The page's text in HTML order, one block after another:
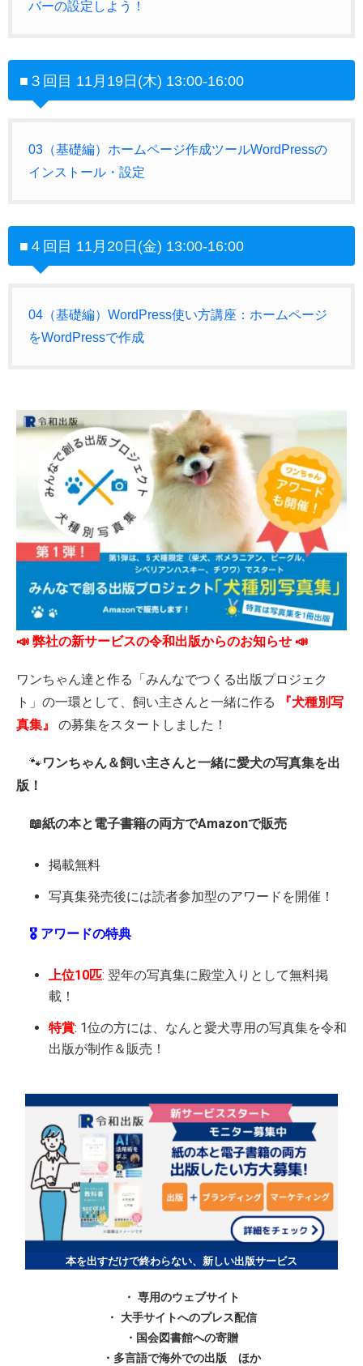
バーの設定しよう！​
■３ 回目 11月19日(木) 13:00-16:00
03（基礎編）ホームページ作成ツールWordPressの
インストール・設定
■４回目 11月20日(金) 13:00-16:00
04（基礎編）WordPress使い方講座：ホームページ
をWordPressで作成
📣 弊社の新サービスの令和出版からのお知らせ 📣
ワンちゃん達と作る「みんなでつくる出版プロジェク
ト」の一環として、飼い主さんと一緒に作る
『犬種別写
真集』
の募集をスタートしました！
🐾ワンちゃん＆飼い主さんと一緒に愛犬の写真集を出
版！
📖紙の本と電子書籍の両方でAmazonで販売
掲載無料
写真集発売後には読者参加型のアワードを開催！
🎖️ アワードの特典
上位10匹: 翌年の写真集に殿堂入りとして無料掲
載！
特賞: 1位の方には、なんと愛犬専用の写真集を令和
出版が制作＆販売！
本を出すだけで終わらない、新しい出版サービス
・ 専用のウェブサイト
・ 大手サイトへのプレス配信
・国会図書館への寄贈
・多言語で海外での出版 ほか